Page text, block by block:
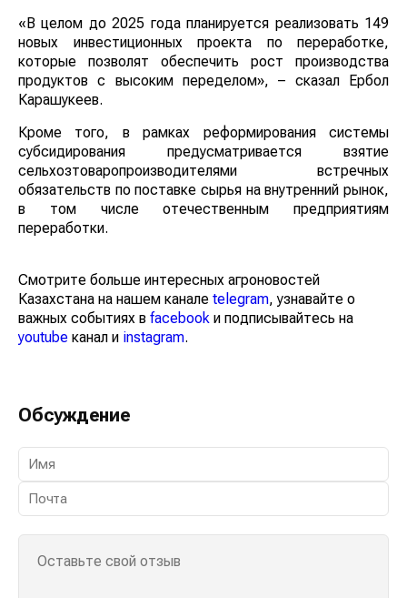
«В целом до 2025 года планируется реализовать 149
новых инвестиционных проекта по переработке,
которые позволят обеспечить рост производства
продуктов с высоким переделом», – сказал Ербол
Карашукеев.
Кроме того, в рамках реформирования системы
субсидирования предусматривается взятие
сельхозтоваропроизводителями встречных
обязательств по поставке сырья на внутренний рынок,
в том числе отечественным предприятиям
переработки.
Смотрите больше интересных агроновостей
Казахстана на нашем канале telegram, узнавайте о
важных событиях в facebook и подписывайтесь на
youtube канал и instagram.
Обсуждение